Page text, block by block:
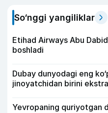
So‘nggi yangiliklar
Etihad Airways Abu
boshladi
Dubay dunyodagi eng
jinoyatchidan birini
Yevropaning quriyotgan